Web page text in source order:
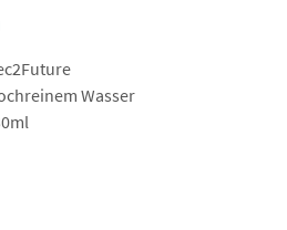
Wasser